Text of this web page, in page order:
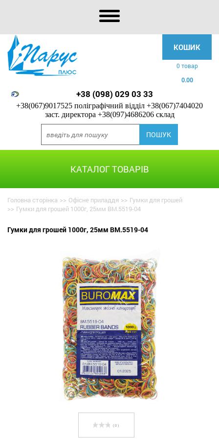
КОШИК
0 товар
0.00
+38 (098) 029 03 33
+38(067)9017525 поліграфічний відділ +38(067)7404020
заст. директора +38(097)4686206 склад
КАТАЛОГ ТОВАРІВ
Головна сторінка >> Офісне приладдя >> Гумки для грошей
>> Гумки для грошей 1000г, 25мм BM.5519-04
Гумки для грошей 1000г, 25мм BM.5519-04
( 0 )